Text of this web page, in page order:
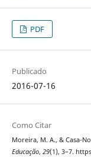
PDF
Publicado
2016-07-16
Como Citar
Moreira, M. A., & Casa-
Educação, 29(1), 3–7.